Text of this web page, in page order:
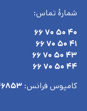
شمارۀ تماس:
۴۰ ۵۰ ۷۰ ۶۶
۴۱ ۵۰ ۷۰ ۶۶
۴۳ ۵۰ ۷۰ ۶۶
۴۴ ۵۰ ۷۰ ۶۶
کامپوس فرانس: